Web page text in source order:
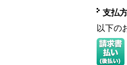
支払
以下の